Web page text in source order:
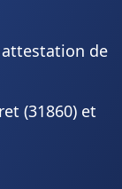
de
(31860) et